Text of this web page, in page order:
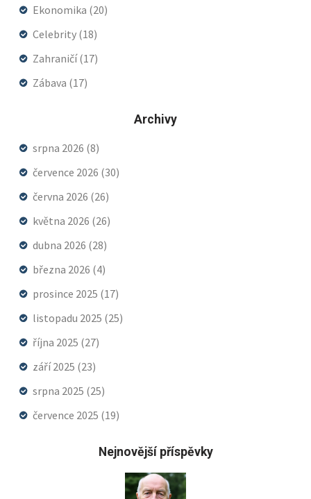
Ekonomika (20)
Celebrity (18)
Zahraničí(17)
Zábava (17)
Archivy
srpna 2026 (8)
července 2026 (30)
června 2026 (26)
května 2026 (26)
dubna 2026 (28)
března 2026 (4)
prosince 2025 (17)
listopadu 2025 (25)
října 2025 (27)
září 2025 (23)
srpna 2025 (25)
července 2025 (19)
Nejnovější příspěvky